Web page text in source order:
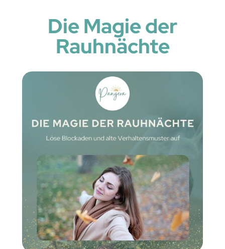
Die Magie der
Rauhnächte